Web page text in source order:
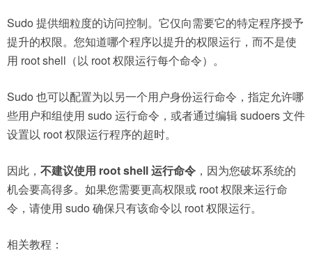
Sudo 提供细粒度的访问控制。它仅向需要它的特定程序授予
提升的权限。您知道哪个程序以提升的权限运行，而不是使
用 root shell（以 root 权限运行每个命令）。
Sudo 也可以配置为以另一个用户身份运行命令，指定允许哪
些用户和组使用 sudo 运行命令，或者通过编辑 sudoers 文件
设置以 root 权限运行程序的超时。
因此， 不建议使用 root shell 运行命令 ，因为您破坏系统的
机会要高得多。如果您需要更高权限或 root 权限来运行命
令，请使用 sudo 确保只有该命令以 root 权限运行。
相关教程：